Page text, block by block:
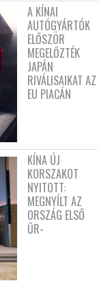
A KÍNAI
AUTÓGYÁRTÓK
ELŐSZÖR
MEGELŐZTÉK
JAPÁN
RIVÁLISAIKAT AZ
EU PIACÁN
KÍNA ÚJ
KORSZAKOT
NYITOTT:
MEGNYÍLT AZ
ORSZÁG ELSŐ
ŰR-